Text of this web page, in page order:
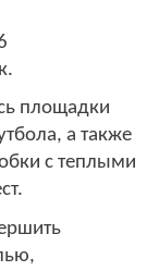
площадки
а также
с теплыми